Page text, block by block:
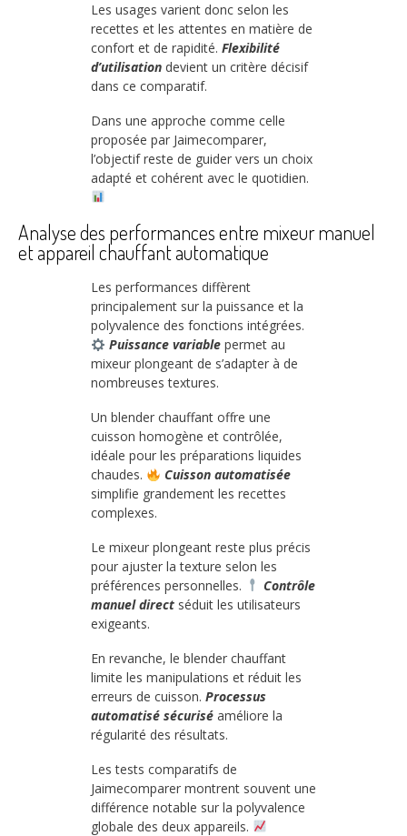
Les usages varient donc selon les
recettes et les attentes en matière de
confort et de rapidité. Flexibilité
d’utilisation devient un critère décisif
dans ce comparatif.
Dans une approche comme celle
proposée par Jaimecomparer,
l’objectif reste de guider vers un choix
adapté et cohérent avec le quotidien.
Analyse des performances entre mixeur manuel
et appareil chauffant automatique
Les performances diffèrent
principalement sur la puissance et la
polyvalence des fonctions intégrées.
Puissance variablepermet au
mixeur plongeant de s’adapter à de
nombreuses textures.
Un blender chauffant offre une
cuisson homogène et contrôlée,
idéale pour les préparations liquides
chaudes.
Cuisson automatisée
simplifie grandement les recettes
complexes.
Le mixeur plongeant reste plus précis
pour ajuster la texture selon les
préférences personnelles.
Contrôle
manuel direct séduit les utilisateurs
exigeants.
En revanche, le blender chauffant
limite les manipulations et réduit les
erreurs de cuisson. Processus
automatisé sécurisé améliore la
régularité des résultats.
Les tests comparatifs de
Jaimecomparer montrent souvent une
différence notable sur la polyvalence
globale des deux appareils.